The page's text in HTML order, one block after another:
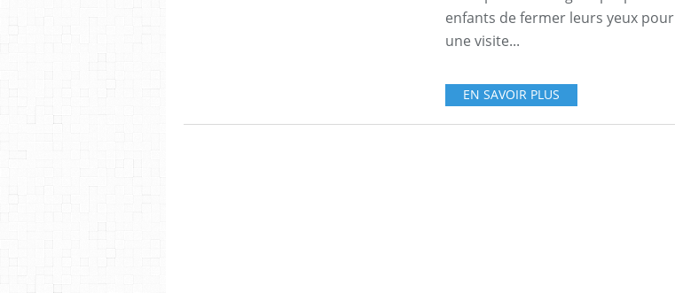
enfants de fermer leurs yeux pour
une visite...
EN SAVOIR PLUS